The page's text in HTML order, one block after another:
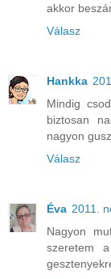
akkor
Válasz
Hankka
Mindig
biztosan
nagyon
Válasz
Éva 2011.
Nagyon
szeretem